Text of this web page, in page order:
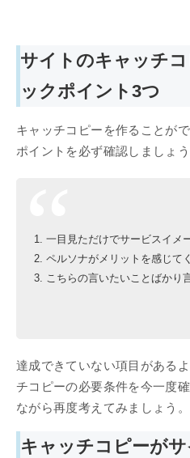
サイトのキャッチ
ックポイント3つ
キャッチコピーを作ることが
ポイントを必ず確認しましょう
一目見ただけでサービスイメ
ペルソナがメリットを感じて
こちらの言いたいことばかり
達成できていない項目がある
チコピーの必要条件を今一度
ながら再度考えてみましょう。
キャッチコピーが